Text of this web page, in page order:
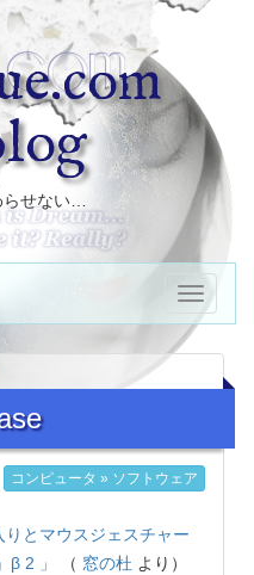
せない…
コンピュータ » ソフトウェア
りとマウスジェスチャー
2 」
（ 窓の杜 より）